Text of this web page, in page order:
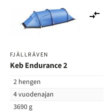
FJÄLLRÄVEN
Keb Endurance 2
2 hengen
4 vuodenajan
3690 g